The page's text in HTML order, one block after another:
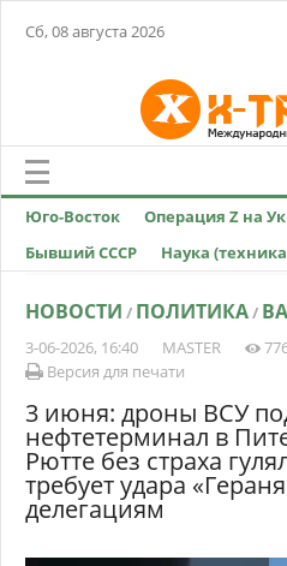
Сб, 08 августа 2026
Юго-Восток Операция Z на
Бывший СССР
Наука
НОВОСТИ / ПОЛИТИКА/
3-06-2026, 16:40 MASTER
Версия для печати
3 июня: дроны ВСУ
нефтетерминал в
Рютте без страха
требует удара
делегациям